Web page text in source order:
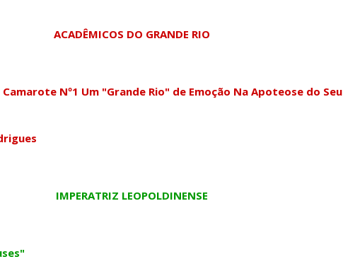
ACADÊMICOS DO GRANDE RIO
Nº1 Um "Grande Rio" de Emoção Na Apoteose do Seu
IMPERATRIZ LEOPOLDINENSE